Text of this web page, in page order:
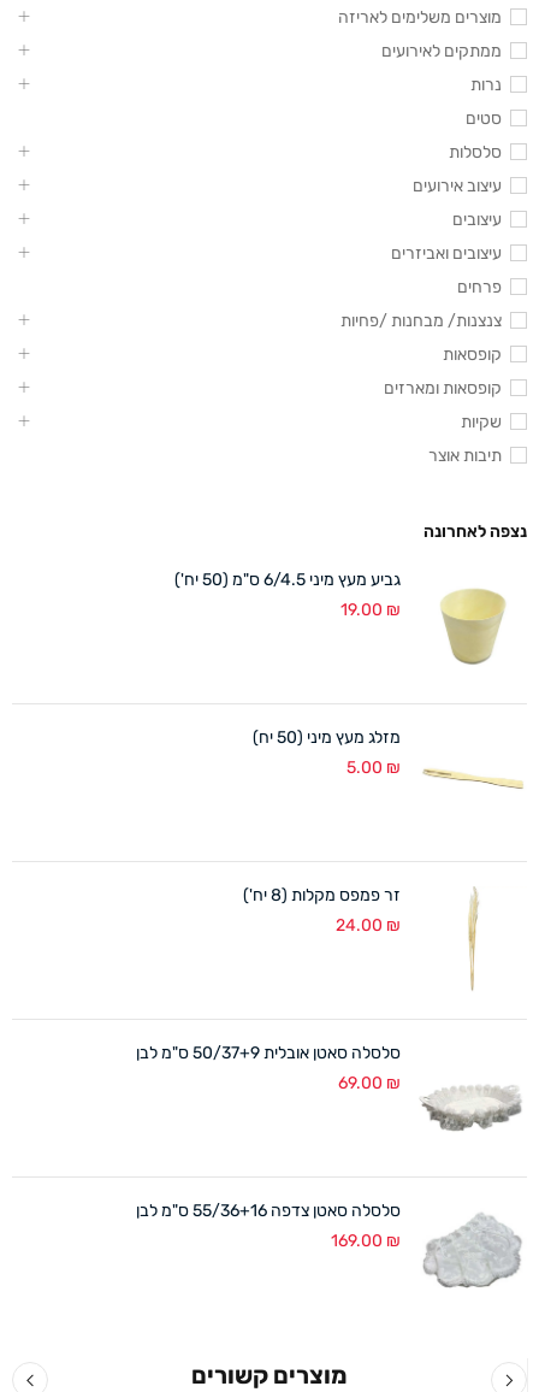
מוצרים משלימים לאריזה
ממתקים לאירועים
נרות
סטים
סלסלות
עיצוב אירועים
עיצובים
עיצובים ואביזרים
פרחים
צנצנות/ מבחנות /פחיות
קופסאות
קופסאות ומארזים
שקיות
תיבות אוצר
נצפה לאחרונה
גביע מעץ מיני 6/4.5 ס"מ (50 יח')
19.00 ₪
מזלג מעץ מיני (50 יח)
5.00 ₪
זר פמפס מקלות (8 יח')
24.00 ₪
סלסלה סאטן אובלית 50/37+9 ס"מ לבן
69.00 ₪
סלסלה סאטן צדפה 55/36+16 ס"מ לבן
169.00 ₪
מוצרים קשורים